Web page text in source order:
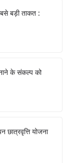
बड़ी ताकत :
के संकल्प को
छात्रवृत्ति योजना